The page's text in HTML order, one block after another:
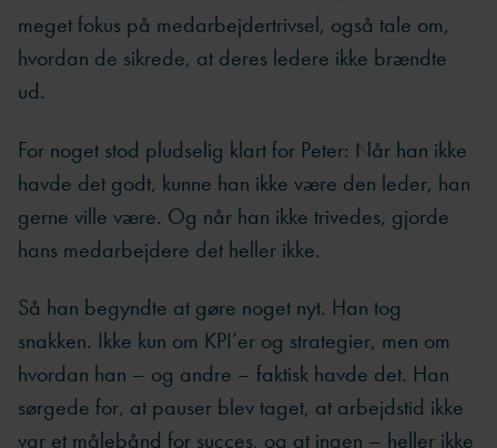
meget fokus på medarbejdertrivsel, også tale om,
hvordan de sikrede, at deres ledere ikke brændte
ud.
For noget stod pludselig klart for Peter: Når han ikke
havde det godt, kunne han ikke være den leder, han
gerne ville være. Og når han ikke trivedes, gjorde
hans medarbejdere det heller ikke.
Så han begyndte at gøre noget nyt. Han tog
snakken. Ikke kun om KPI’er og strategier, men om
hvordan han – og andre – faktisk havde det. Han
sørgede for, at pauser blev taget, at arbejdstid ikke
var et målebånd for succes, og at ingen – heller ikke